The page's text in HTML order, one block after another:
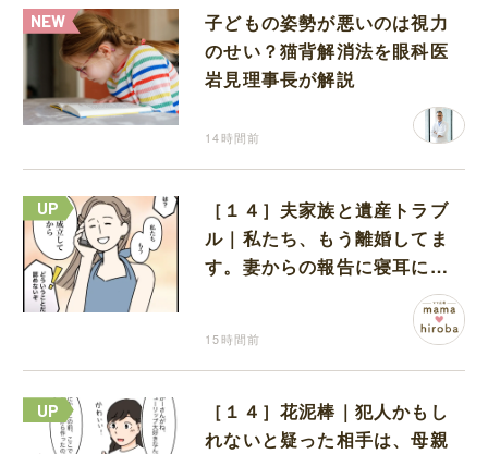
子どもの姿勢が悪いのは視力
のせい？猫背解消法を眼科医
岩見理事長が解説
14時間前
［１４］夫家族と遺産トラブ
ル｜私たち、もう離婚してま
す。妻からの報告に寝耳に水
15時間前
［１４］花泥棒｜犯人かもし
れないと疑った相手は、母親